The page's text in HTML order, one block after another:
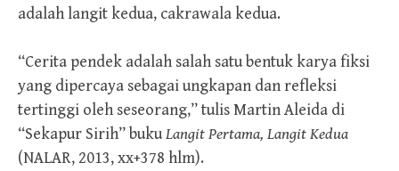
adalah langit kedua, cakrawala kedua.
“Cerita pendek adalah salah satu bentuk karya fiksi
yang dipercaya sebagai ungkapan dan refleksi
tertinggi oleh seseorang,” tulis Martin Aleida di
“Sekapur Sirih” bukuLangit Pertama, Langit Kedua
(NALAR, 2013, xx+378 hlm).